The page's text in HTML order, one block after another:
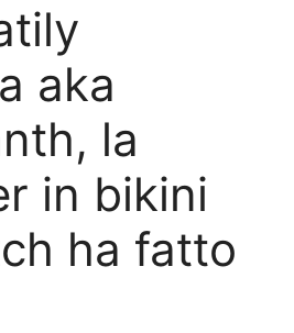
aka
la
in bikini
ha fatto